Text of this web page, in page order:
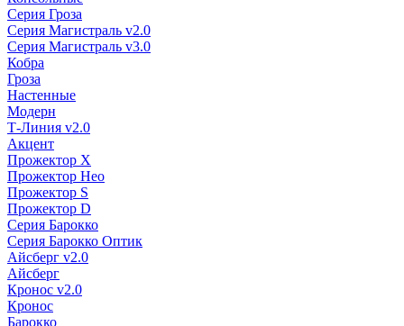
Серия Гроза
Серия Магистраль v2.0
Серия Магистраль v3.0
Кобра
Гроза
Настенные
Модерн
Т-Линия v2.0
Акцент
Прожектор X
Прожектор Нео
Прожектор S
Прожектор D
Серия Барокко
Серия Барокко Оптик
Айсберг v2.0
Айсберг
Кронос v2.0
Кронос
Барокко